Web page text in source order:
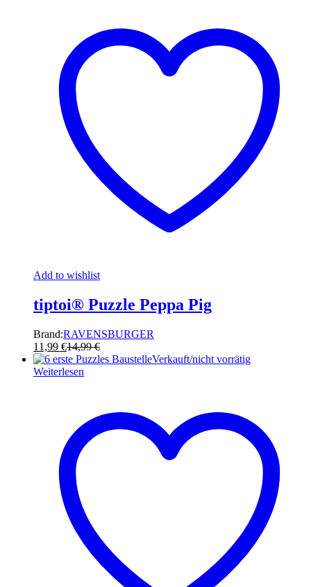
Add to wishlist
tiptoi® Puzzle Peppa Pig
Brand:RAVENSBURGER
11,99 €14,99€
Verkauft/nicht vorrätig
Weiterlesen